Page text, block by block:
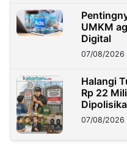
UMKM
Digital
07/08/2026
Halangi
Rp 22
07/08/2026